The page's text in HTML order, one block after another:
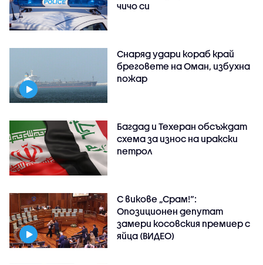
чичо си
Снаряд удари кораб край
бреговете на Оман, избухна
пожар
Багдад и Техеран обсъждат
схема за износ на иракски
петрол
С викове „Срам!“:
Опозиционен депутат
замери косовския премиер с
яйца (ВИДЕО)